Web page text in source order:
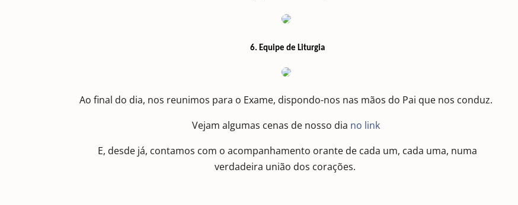
6. Equipe de Liturgia
Ao final do dia, nos reunimos para o Exame, dispondo-nos nas mãos do Pai que nos conduz.
Vejam algumas cenas de nosso dia no link
E, desde já, contamos com o acompanhamento orante de cada um, cada uma, numa
verdadeira união dos corações.